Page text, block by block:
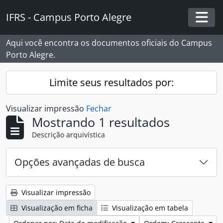
IFRS - Campus Porto Alegre
Aqui você encontra os documentos oficiais do Campus
Porto Alegre.
Limite seus resultados por:
Visualizar impressão Fechar
Mostrando 1 resultados
Descrição arquivística
Opções avançadas de busca
Visualizar impressão
Visualização em ficha
Visualização em tabela